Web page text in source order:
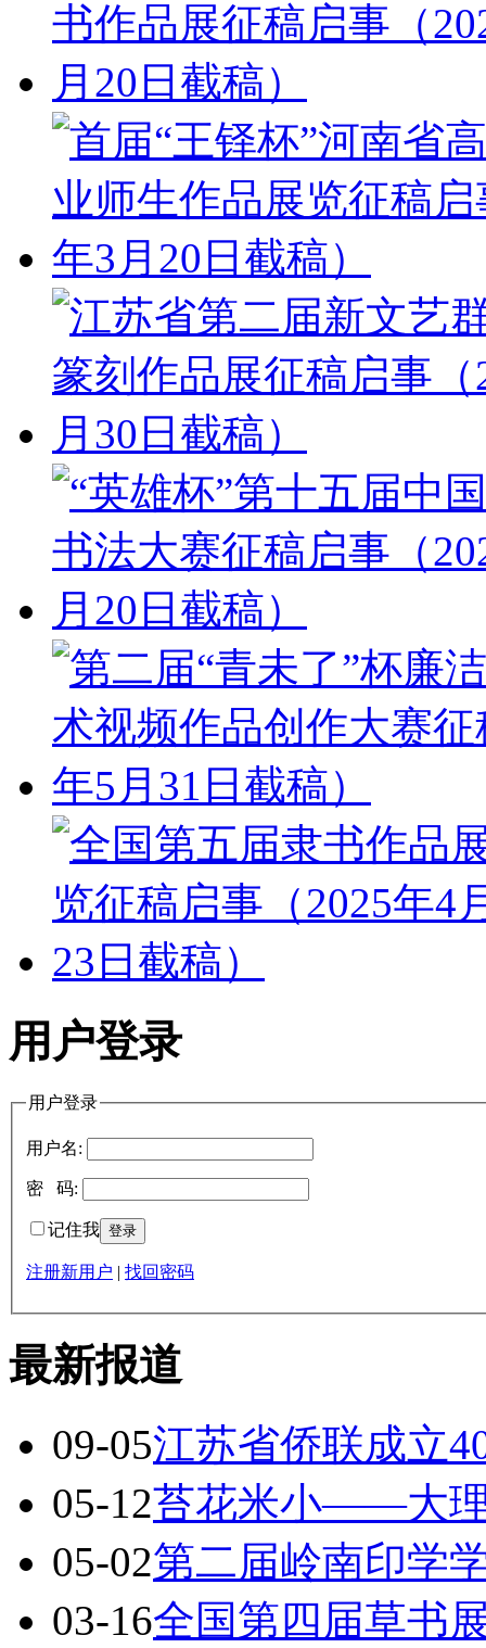
用户登录
用户登录
用户名:
密 码:
记住我
注册新用户 找回密码
最新报道
09-05江苏省侨联成立
05-12苔花米小——大
05-02第二届岭南印学
03-16全国第四届草书